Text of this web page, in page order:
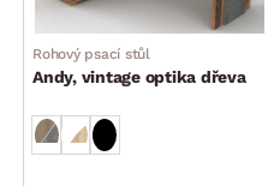
dodáváno bez úložných
doplňkových předmětů
dodáváno v demontu
Rohový psací stůl
Andy, vintage optika dřeva